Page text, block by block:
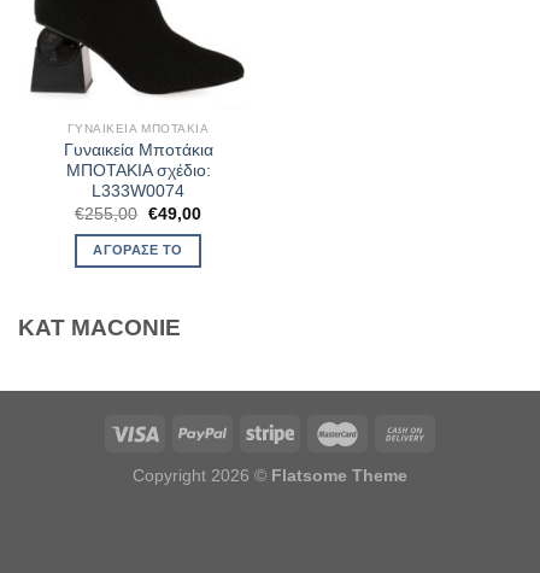
ΓΥΝΑΙΚΕΊΑ ΜΠΟΤΆΚΙΑ
Γυναικεία Μποτάκια
ΜΠΟΤΑΚΙΑ σχέδιο:
L333W0074
€255,00 Original
price
was:
€255,00.
€49,00Η
ΑΓΌΡΑΣΈ ΤΟ
KAT MACONIE
Copyright 2026 © Flatsome Theme